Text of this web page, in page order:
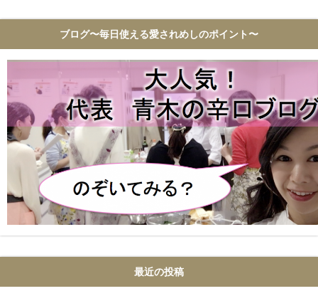
ブログ〜毎日使える愛されめしのポイント〜
最近の投稿